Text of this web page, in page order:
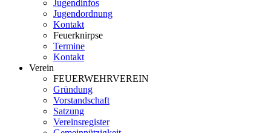
Jugendinfos
Jugendordnung
Kontakt
Feuerknirpse
Termine
Kontakt
Verein
FEUERWEHRVEREIN
Gründung
Vorstandschaft
Satzung
Vereinsregister